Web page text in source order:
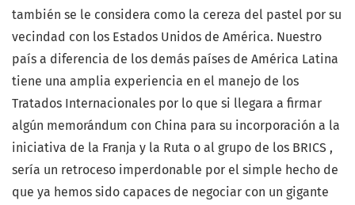
también se le considera como la cereza del pastel por su
vecindad con los Estados Unidos de América. Nuestro
país a diferencia de los demás países de América Latina
tiene una amplia experiencia en el manejo de los
Tratados Internacionales por lo que si llegara a firmar
algún memorándum con China para su incorporación a la
iniciativa de la Franja y la Ruta o al grupo de los BRICS ,
sería un retroceso imperdonable por el simple hecho de
que ya hemos sido capaces de negociar con un gigante